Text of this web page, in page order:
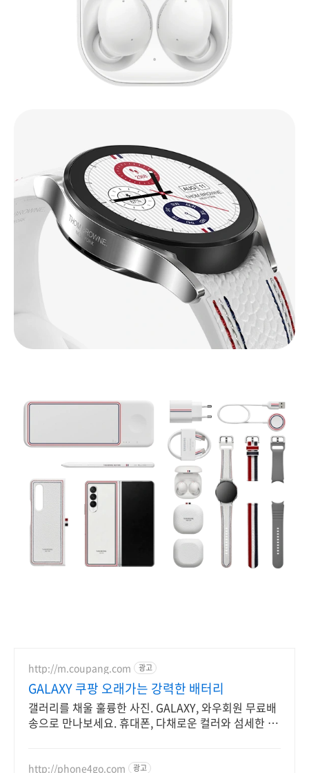
http://m.coupang.com 광고
GALAXY 쿠팡 오래가는 강력한 배터리
갤러리를 채울 훌륭한 사진. GALAXY, 와우회원 무료배
송으로 만나보세요. 휴대폰, 다채로운 컬러와 섬세한 디
http://phone4go.com 광고